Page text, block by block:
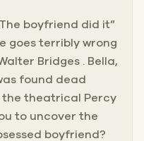
boyfriend did it”
goes terribly wrong
Bridges . Bella,
found dead
the theatrical Percy
to uncover the
boyfriend?